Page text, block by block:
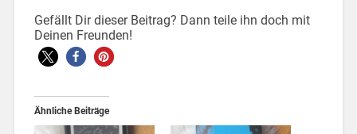
Gefällt Dir dieser Beitrag? Dann teile ihn doch mit
Deinen Freunden!
Ähnliche Beiträge